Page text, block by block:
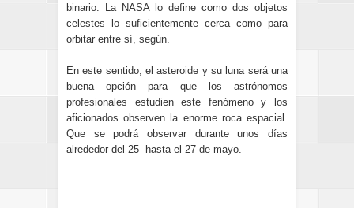
binario. La NASA lo define como dos objetos
celestes lo suficientemente cerca como para
orbitar entre sí, según.
En este sentido, el asteroide y su luna será una
buena opción para que los astrónomos
profesionales estudien este fenómeno y los
aficionados observen la enorme roca espacial.
Que se podrá observar durante unos días
alrededor del 25 hasta el 27 de mayo.